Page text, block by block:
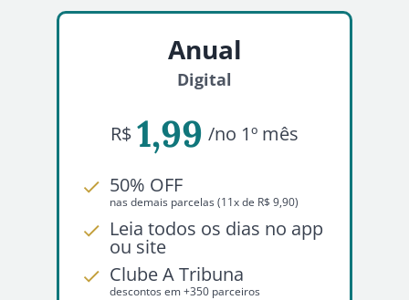
Anual
Digital
R$ 1,99 /no 1º mês
50% OFF
nas demais parcelas (11x de R$ 9,90)
Leia todos os dias no app
ou site
Clube A Tribuna
descontos em +350 parceiros